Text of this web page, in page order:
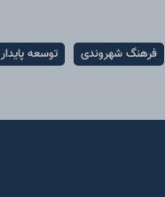
فرهنگ شهروندی
توسعه پایدار